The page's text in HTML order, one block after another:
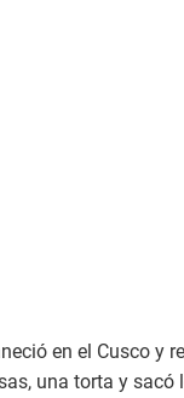
en el Cusco y
una torta y